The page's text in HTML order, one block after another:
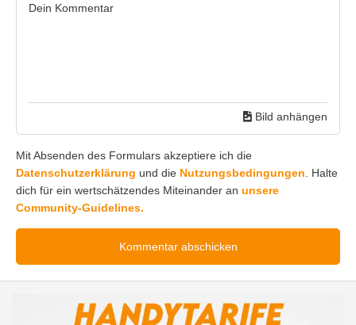
Bild anhängen
Mit Absenden des Formulars akzeptiere ich die
Datenschutzerklärung und die Nutzungsbedingungen. Halte
dich für ein wertschätzendes Miteinander an unsere
Community-Guidelines.